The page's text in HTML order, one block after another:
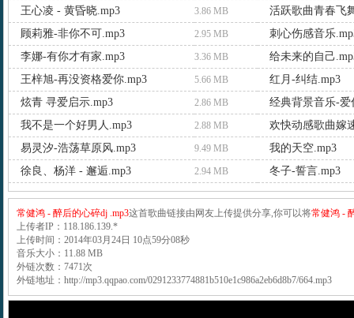
王心凌 - 黄昏晓.mp3
3.86 MB
活跃歌曲青春飞
顾莉雅-非你不可.mp3
2.95 MB
刺心伤感音乐
李娜-有你才有家.mp3
3.36 MB
给未来的自己
王梓旭-再没资格爱你.mp3
5.66 MB
红月-纠结.mp3
炫青 寻爱启示.mp3
2.86 MB
经典背景音乐-爱
我不是一个好男人.mp3
2.88 MB
欢快动感歌曲嫁
易灵汐-浩荡草原风.mp3
9.49 MB
我的天空.mp3
徐良、杨洋 - 邂逅.mp3
2.94 MB 冬子-誓言.mp3
常健鸿 - 醉后的心碎dj .mp3这首歌曲链接由网友上传提供分享,你可以将常健鸿 -
上传者IP：118.186.139.*
上传时间：2014年03月24日 10点59分08秒
音乐大小：11.88 MB
外链次数：7471次
外链地址：http://mp3.qqpao.com/0291233774881b510e1c986a2eb6d8b7/664.mp3